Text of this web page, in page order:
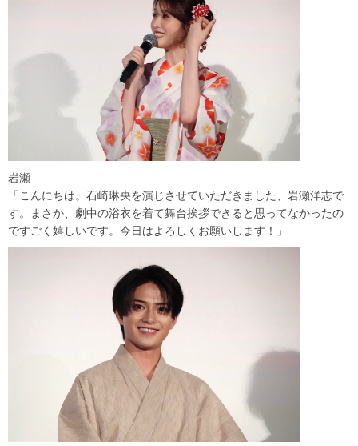
岩瀬
「こんにちは。石崎琳央を演じさせていただきました、岩瀬洋志で
す。まさか、劇中の浴衣を着て舞台挨拶できると思ってなかったの
ですごく嬉しいです。今日はよろしくお願いします！」